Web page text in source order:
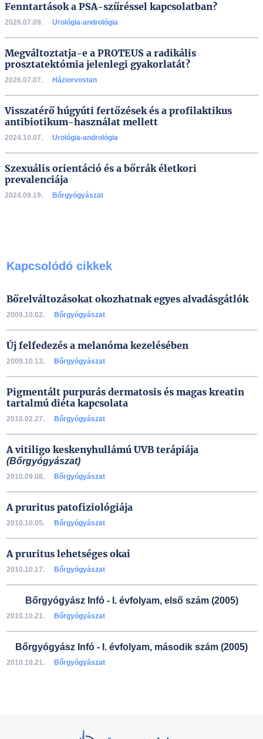
Fenntartások a PSA-szűréssel kapcsolatban?
2026.07.09. Urológia-andrológia
Megváltoztatja-e a PROTEUS a radikális
prosztatektómia jelenlegi gyakorlatát?
2026.07.07. Háziorvostan
Visszatérő húgyúti fertőzések és a profilaktikus
antibiotikum-használat mellett
2024.10.07. Urológia-andrológia
Szexuális orientáció és a bőrrák életkori
prevalenciája
2024.09.19. Bőrgyógyászat
Kapcsolódó cikkek
Bőrelváltozásokat okozhatnak egyes alvadásgátlók
2009.10.02. Bőrgyógyászat
Új felfedezés a melanóma kezelésében
2009.10.13. Bőrgyógyászat
Pigmentált purpurás dermatosis és magas kreatin
tartalmú diéta kapcsolata
2010.02.27. Bőrgyógyászat
A vitiligo keskenyhullámú UVB terápiája
(Bőrgyógyászat)
2010.09.08. Bőrgyógyászat
A pruritus patofiziológiája
2010.10.05. Bőrgyógyászat
A pruritus lehetséges okai
2010.10.17. Bőrgyógyászat
Bőrgyógyász Infó - I. évfolyam, első szám (2005)
2010.10.21. Bőrgyógyászat
Bőrgyógyász Infó - I. évfolyam, második szám (2005)
2010.10.21. Bőrgyógyászat